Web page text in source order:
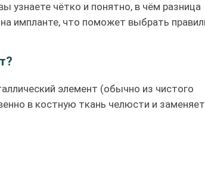
узнаете чётко и понятно, в чём разница
импланте, что поможет выбрать
элемент (обычно из чистого
в костную ткань челюсти и заменяет